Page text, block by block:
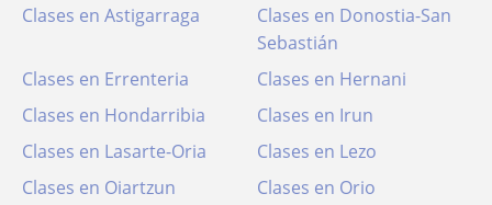
Clases en Astigarraga
Clases en Donostia-San
Sebastián
Clases en Errenteria
Clases en Hernani
Clases en Hondarribia
Clases en Irun
Clases en Lasarte-Oria
Clases en Lezo
Clases en Oiartzun
Clases en Orio